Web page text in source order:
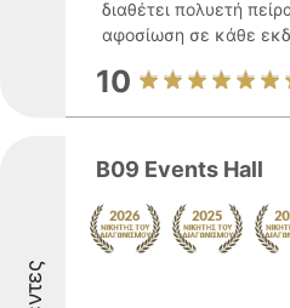
διαθέτει πολυετή
αφοσίωση σε κάθε
10
B09 Events Hall